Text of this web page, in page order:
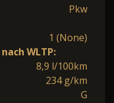
Pkw
1 (None)
WLTP:
8,9 l/100km
234 g/km
G